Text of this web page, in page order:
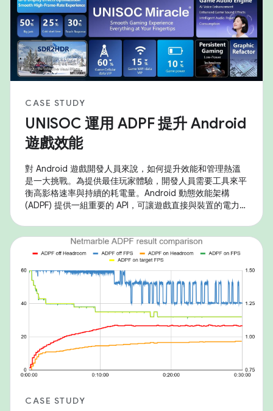
CASE STUDY
UNISOC 運用 ADPF 提升 Android
遊戲效能
對 Android 遊戲開發人員來說，如何提升效能和管理熱溫
是一大挑戰。為提供最佳玩家體驗，開發人員需要工具來平
衡高影格速率與持續的耗電量。Android 動態效能架構
(ADPF) 提供一組重要的 API，可讓遊戲直接與裝置的電力和
工具，在 SoC 上提供優異的遊戲體驗。自 Android 14 開
始，UNISOC 產品全面支援核心 ADPF API，包括效能提
示、熱溫和遊戲模式/狀態。為進一步提升 SoC 的效能，紫
光展銳在自家
CASE STUDY